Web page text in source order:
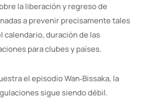
la liberación y regreso de
a prevenir precisamente tales
calendario, duración de las
para clubes y países.
el episodio Wan‑Bissaka, la
sigue siendo débil.